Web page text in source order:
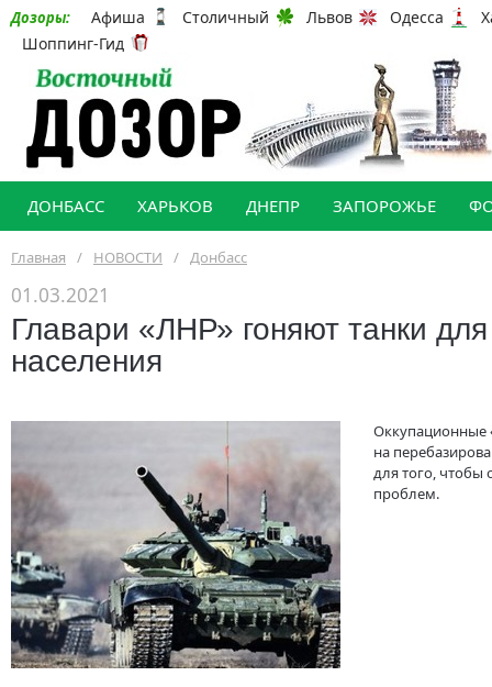
Дозоры: Афиша Столичный Львов Одесса
Шоппинг-Гид
ДОНБАСС ХАРЬКОВ ДНЕПР ЗАПОРОЖЬЕ
Главная / НОВОСТИ / Донбасс
01.03.2021
Главари «ЛНР» гоняют танки для
населения
Оккупационные
на
для того, чтобы
проблем.